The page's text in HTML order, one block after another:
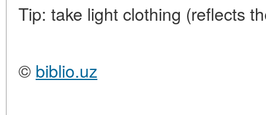
Tip: take light clothing (reflects
© biblio.uz